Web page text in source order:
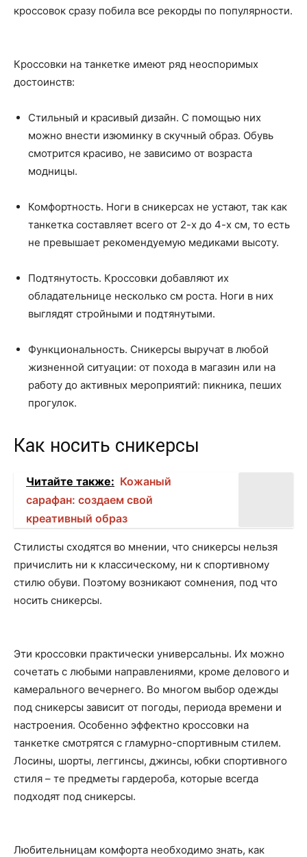
кроссовок сразу побила все рекорды по популярности.
Кроссовки на танкетке имеют ряд неоспоримых
достоинств:
Стильный и красивый дизайн. С помощью них
можно внести изюминку в скучный образ. Обувь
смотрится красиво, не зависимо от возраста
модницы.
Комфортность. Ноги в сникерсах не устают, так как
танкетка составляет всего от 2-х до 4-х см, то есть
не превышает рекомендуемую медиками высоту.
Подтянутость. Кроссовки добавляют их
обладательнице несколько см роста. Ноги в них
выглядят стройными и подтянутыми.
Функциональность. Сникерсы выручат в любой
жизненной ситуации: от похода в магазин или на
работу до активных мероприятий: пикника, пеших
прогулок.
Как носить сникерсы
Читайте также: Кожаный
сарафан: создаем свой
креативный образ
Стилисты сходятся во мнении, что сникерсы нельзя
причислить ни к классическому, ни к спортивному
стилю обуви. Поэтому возникают сомнения, под что
носить сникерсы.
Эти кроссовки практически универсальны. Их можно
сочетать с любыми направлениями, кроме делового и
камерального вечернего. Во многом выбор одежды
под сникерсы зависит от погоды, периода времени и
настроения. Особенно эффектно кроссовки на
танкетке смотрятся с гламурно-спортивным стилем.
Лосины, шорты, леггинсы, джинсы, юбки спортивного
стиля – те предметы гардероба, которые всегда
подходят под сникерсы.
Любительницам комфорта необходимо знать, как